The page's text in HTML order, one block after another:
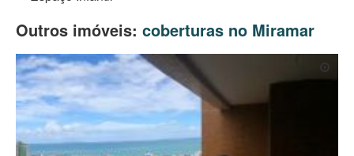
Outros imóveis: coberturas no Miramar